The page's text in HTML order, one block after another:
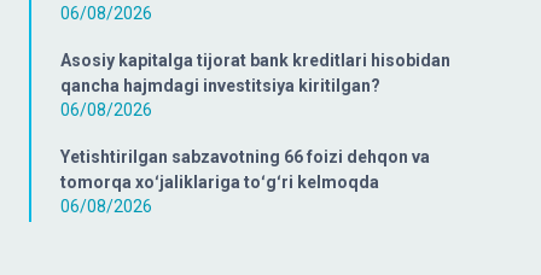
06/08/2026
Asosiy kapitalga tijorat bank kreditlari hisobidan
qancha hajmdagi investitsiya kiritilgan?
06/08/2026
Yetishtirilgan sabzavotning 66 foizi dehqon va
tomorqa xoʻjaliklariga toʻgʻri kelmoqda
06/08/2026